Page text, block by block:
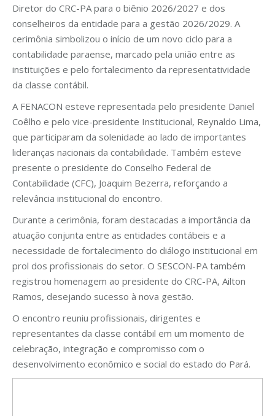
Diretor do CRC-PA para o biênio 2026/2027 e dos
conselheiros da entidade para a gestão 2026/2029. A
cerimônia simbolizou o início de um novo ciclo para a
contabilidade paraense, marcado pela união entre as
instituições e pelo fortalecimento da representatividade
da classe contábil.
A FENACON esteve representada pelo presidente Daniel
Coêlho e pelo vice-presidente Institucional, Reynaldo Lima,
que participaram da solenidade ao lado de importantes
lideranças nacionais da contabilidade. Também esteve
presente o presidente do Conselho Federal de
Contabilidade (CFC), Joaquim Bezerra, reforçando a
relevância institucional do encontro.
Durante a cerimônia, foram destacadas a importância da
atuação conjunta entre as entidades contábeis e a
necessidade de fortalecimento do diálogo institucional em
prol dos profissionais do setor. O SESCON-PA também
registrou homenagem ao presidente do CRC-PA, Ailton
Ramos, desejando sucesso à nova gestão.
O encontro reuniu profissionais, dirigentes e
representantes da classe contábil em um momento de
celebração, integração e compromisso com o
desenvolvimento econômico e social do estado do Pará.